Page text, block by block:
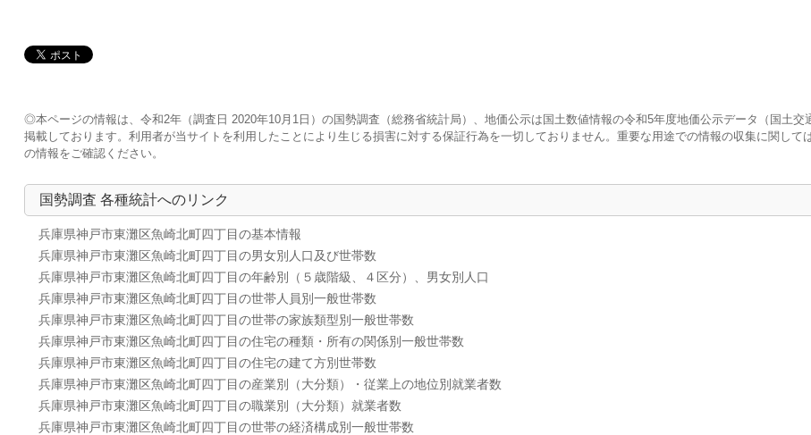
◎本ページの情報は、令和2年（調査日 2020年10月1日）の国勢調査（総務省統計局）、地価公示は国土数値情報の令和5年度地価公示データ（国土交
掲載しております。利用者が当サイトを利用したことにより生じる損害に対する保証行為を一切しておりません。重要な用途での情報の収集に関して
の情報をご確認ください。
国勢調査 各種統計へのリンク
兵庫県神戸市東灘区魚崎北町四丁目の基本情報
兵庫県神戸市東灘区魚崎北町四丁目の男女別人口及び世帯数
兵庫県神戸市東灘区魚崎北町四丁目の年齢別（５歳階級、４区分）、男女別人口
兵庫県神戸市東灘区魚崎北町四丁目の世帯人員別一般世帯数
兵庫県神戸市東灘区魚崎北町四丁目の世帯の家族類型別一般世帯数
兵庫県神戸市東灘区魚崎北町四丁目の住宅の種類・所有の関係別一般世帯数
兵庫県神戸市東灘区魚崎北町四丁目の住宅の建て方別世帯数
兵庫県神戸市東灘区魚崎北町四丁目の産業別（大分類）・従業上の地位別就業者数
兵庫県神戸市東灘区魚崎北町四丁目の職業別（大分類）就業者数
兵庫県神戸市東灘区魚崎北町四丁目の世帯の経済構成別一般世帯数